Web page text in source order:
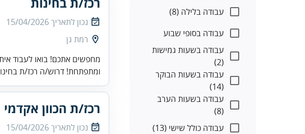
עבודה בלילה (8)
עבודה בסופי שבוע
עבודה בשעות גמישות
(2)
עבודה בשעות הבוקר
(14)
עבודה בשעות הערב
(8)
עבודה כולל שישי (13)
נכון לתאריך15/04/2026
רמת גן
מחפשים אתכם! בואו לעבוד
ומתפתחת! דרוש/ה רכז/ת
רכז/ת הכוון אקדמי
נכון לתאריך15/04/2026